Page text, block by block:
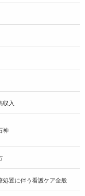
収入
神
処置に伴う看護ケア全般